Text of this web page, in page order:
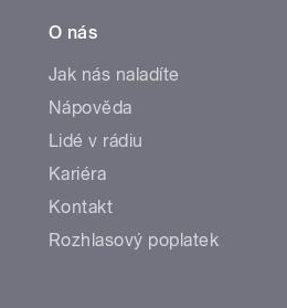
O nás
Jak nás naladíte
Nápověda
Lidé v rádiu
Kariéra
Kontakt
Rozhlasový poplatek